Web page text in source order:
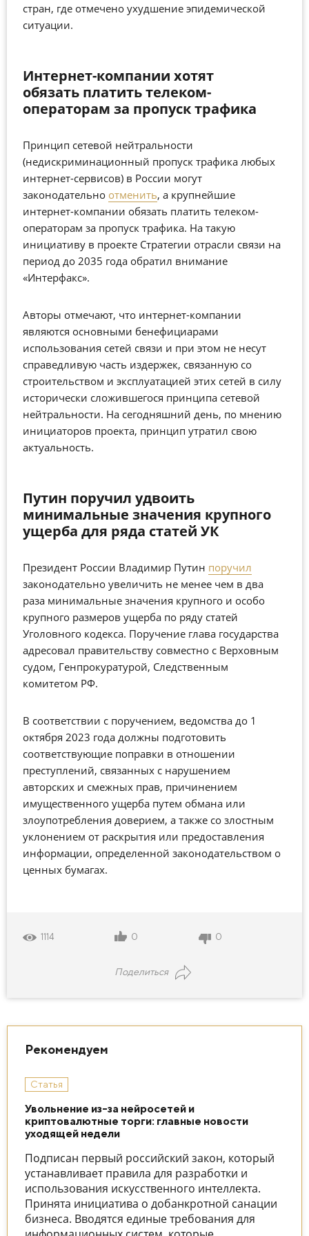
стран, где отмечено ухудшение эпидемической
ситуации.
Интернет-компании хотят
обязать платить телеком-
операторам за пропуск трафика
Принцип сетевой нейтральности
(недискриминационный пропуск трафика любых
интернет-сервисов) в России могут
законодательно отменить, а крупнейшие
интернет-компании обязать платить телеком-
операторам за пропуск трафика. На такую
инициативу в проекте Стратегии отрасли связи на
период до 2035 года обратил внимание
«Интерфакс».
Авторы отмечают, что интернет-компании
являются основными бенефициарами
использования сетей связи и при этом не несут
справедливую часть издержек, связанную со
строительством и эксплуатацией этих сетей в силу
исторически сложившегося принципа сетевой
нейтральности. На сегодняшний день, по мнению
инициаторов проекта, принцип утратил свою
актуальность.
Путин поручил удвоить
минимальные значения крупного
ущерба для ряда статей УК
Президент России Владимир Путин поручил
законодательно увеличить не менее чем в два
раза минимальные значения крупного и особо
крупного размеров ущерба по ряду статей
Уголовного кодекса. Поручение глава государства
адресовал правительству совместно с Верховным
судом, Генпрокуратурой, Следственным
комитетом РФ.
В соответствии с поручением, ведомства до 1
октября 2023 года должны подготовить
соответствующие поправки в отношении
преступлений, связанных с нарушением
авторских и смежных прав, причинением
имущественного ущерба путем обмана или
злоупотребления доверием, а также со злостным
уклонением от раскрытия или предоставления
информации, определенной законодательством о
ценных бумагах.
1114 0 0
Поделиться
Рекомендуем
Статья
Увольнение из-за нейросетей и
криптовалютные торги: главные новости
уходящей недели
Подписан первый российский закон, который
устанавливает правила для разработки и
использования искусственного интеллекта.
Принята инициатива о добанкротной санации
бизнеса. Вводятся единые требования для